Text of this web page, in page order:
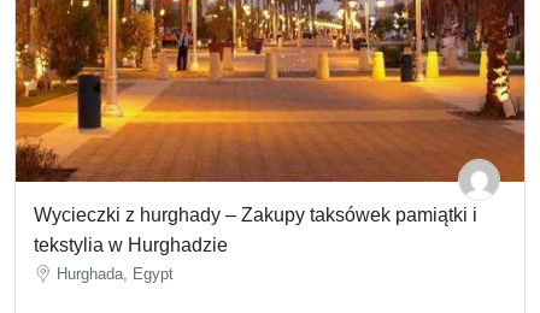
Wycieczki z hurghady – Zakupy taksówek pamiątki i
tekstylia w Hurghadzie
Hurghada, Egypt